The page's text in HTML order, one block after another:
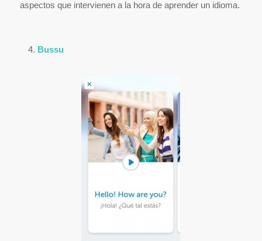
aspectos que intervienen a la hora de aprender un idioma.
Bussu